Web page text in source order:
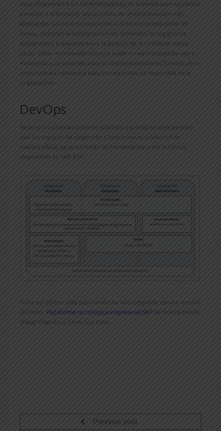
específicamente a los administradores de sistemas para ayudarlos
a evaluar y seleccionar las opciones de implementación más
adecuadas. Las recomendaciones cubren una amplia gama de
temas, incluidos la autenticación de identidad, el registro de
aplicaciones, la autorización y la gestión de la confianza, entre
otros. Estas recomendaciones se basan en varios casos de uso y
escenarios y se priorizan para su implementación en función de su
importancia y relevancia para los requisitos de seguridad de la
organización.
DevOps
Se proporcionan las mejores prácticas y principios para permitir
que los equipos de desarrollo y operaciones colaboren de
manera eficaz, aprovechando las herramientas y los servicios
disponibles en SAP BTP.
Nota del editor: esta publicación ha sido adaptada de una sección
del libro. Plataforma tecnológica empresarial SAP de Smitha Banda,
Shibaji Chandra y Chun Aun Gooi.
Previous post